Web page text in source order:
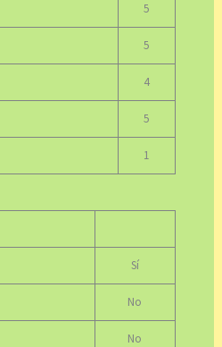
5
5
4
5
1
Sí
No
No